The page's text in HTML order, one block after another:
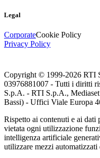
Legal
CorporateCookie Policy
Privacy Policy
Copyright © 1999-2026 RTI
03976881007 - Tutti i diritti
S.p.A. - RTI S.p.A.,
Bassi) - Uffici Viale Europa
Rispetto ai contenuti e ai dati
vietata ogni utilizzazione
intelligenza artificiale
utilizzare mezzi automatizzati